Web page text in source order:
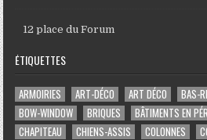
12 place du Forum
ÉTIQUETTES
ARMOIRIES ART-DÉCO ART DÉCO BAS-
BOW-WINDOW
BRIQUES
BÂTIMENTS EN
CHAPITEAU
CHIENS-ASSIS COLONNES